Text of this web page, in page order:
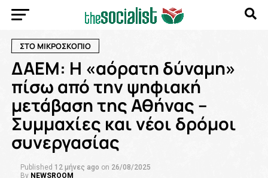
ΣΤΟ ΜΙΚΡΟΣΚΟΠΙΟ
ΔΑΕΜ: Η «αόρατη δύναμη»
πίσω από την ψηφιακή
μετάβαση της Αθήνας –
Συμμαχίες και νέοι δρόμοι
συνεργασίας
Published 12 μήνες ago on 26/08/2025
By NEWSROOM